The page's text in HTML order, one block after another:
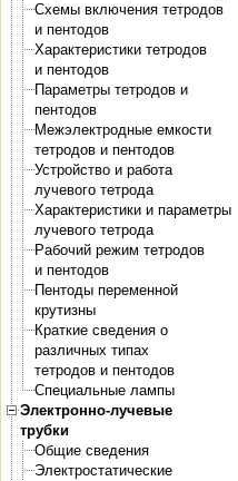
Схемы включения тетродов
и пентодов
Характеристики тетродов
и пентодов
Параметры тетродов и
пентодов
Межэлектродные емкости
тетродов и пентодов
Устройство и работа
лучевого тетрода
Характеристики и параметры
лучевого тетрода
Рабочий режим тетродов
и пентодов
Пентоды переменной
крутизны
Краткие сведения о
различных типах
тетродов и пентодов
Специальные лампы
Электронно-лучевые
трубки
Общие сведения
Электростатические